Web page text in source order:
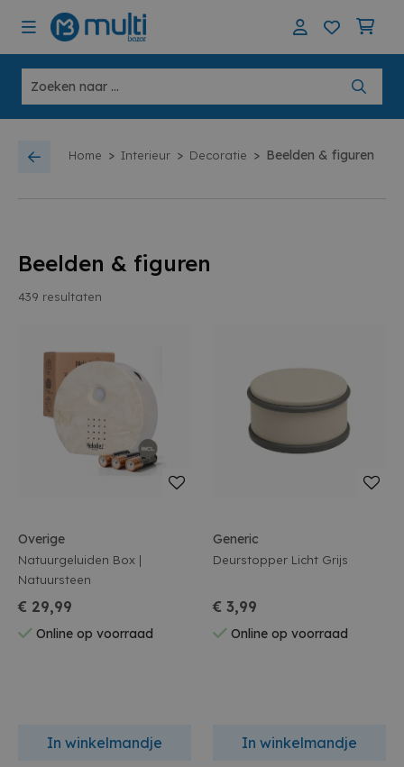
Home > Interieur > Decoratie > Beelden & figuren
Beelden & figuren
439 resultaten
Overige
Natuurgeluiden Box |
Natuursteen
€ 29,99
Online op voorraad
In winkelmandje
Generic
Deurstopper Licht Grijs
€ 3,99
Online op voorraad
In winkelmandje